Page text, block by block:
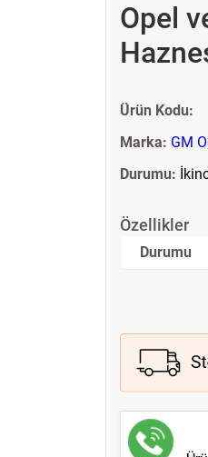
Opel
Ürün Kodu:
Marka: GM
Durumu:
Özellikler
Durumu